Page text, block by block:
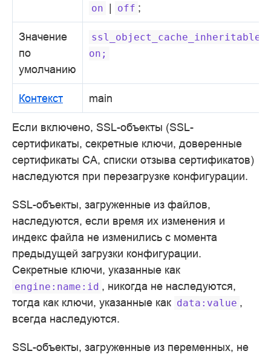
on | off ;
Значение
по
умолчанию
ssl_object_cache_inheritable
on;
Контекст main
Если включено, SSL-объекты (SSL-
сертификаты, секретные ключи, доверенные
сертификаты CA, списки отзыва сертификатов)
наследуются при перезагрузке конфигурации.
SSL-объекты, загруженные из файлов,
наследуются, если время их изменения и
индекс файла не изменились с момента
предыдущей загрузки конфигурации.
Секретные ключи, указанные как
engine:name:id , никогда не наследуются,
тогда как ключи, указанные как data:value ,
всегда наследуются.
SSL-объекты, загруженные из переменных, не